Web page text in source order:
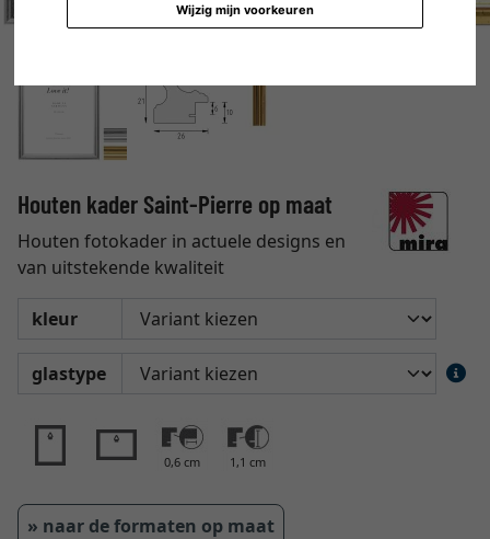
Wijzig mijn voorkeuren
Houten kader Saint-Pierre op maat
Houten fotokader in actuele designs en
van uitstekende kwaliteit
kleur
glastype
0,6 cm 1,1 cm
» naar de formaten op maat